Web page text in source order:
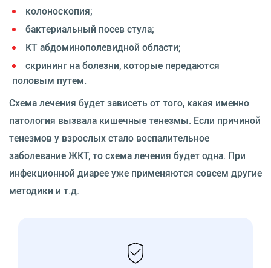
колоноскопия;
бактериальный посев стула;
КТ абдоминополевидной области;
скрининг на болезни, которые передаются
половым путем.
Схема лечения будет зависеть от того, какая именно
патология вызвала кишечные тенезмы. Если причиной
тенезмов у взрослых стало воспалительное
заболевание ЖКТ, то схема лечения будет одна. При
инфекционной диарее уже применяются совсем другие
методики и т.д.